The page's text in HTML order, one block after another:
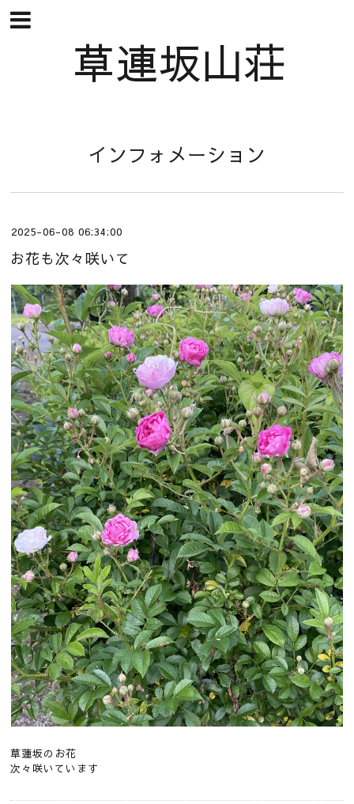
草連坂山荘
インフォメーション
2025-06-08 06:34:00
お花も次々咲いて
草蓮坂のお花
次々咲いています